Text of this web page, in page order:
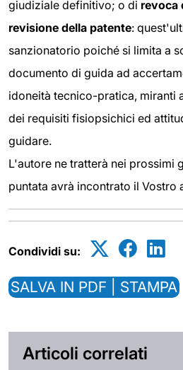
giudiziale definitivo; o di revoca
revisione della patente:
sanzionatorio poiché si limita a
documento di guida ad
idoneità tecnico-pratica, miranti
dei requisiti fisiopsichici ed
guidare.
L'autore ne tratterà nei prossimi
puntata avrà incontrato il Vostro
Condividi su:
SALVA IN PDF | STAMPA
Articoli correlati